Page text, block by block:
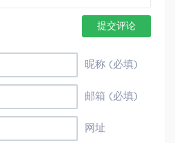
提交评论
昵称 (必填)
邮箱 (必填)
网址